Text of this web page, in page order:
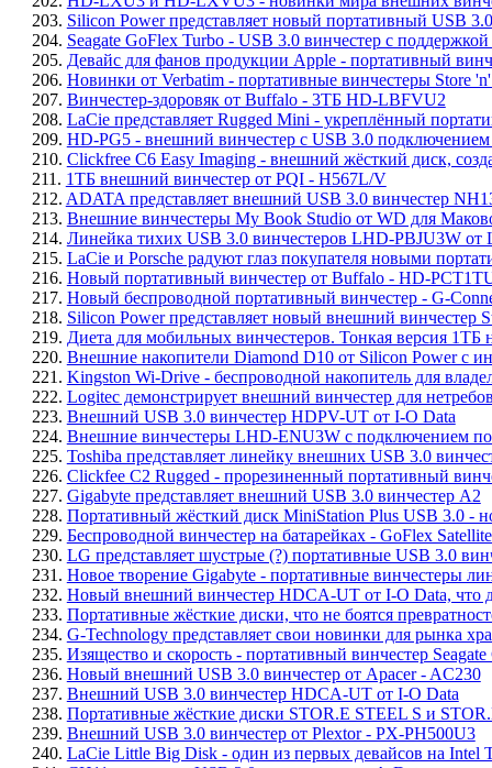
203. Silicon Power представляет новый портативный USB
204. Seagate GoFlex Turbo - USB 3.0 винчестер с
205. Девайс для фанов продукции Apple - портативный
206. Новинки от Verbatim - портативные винчестеры Store
207. Винчестер-здоровяк от Buffalo - 3ТБ HD-LBFVU2
208. LaCie представляет Rugged Mini - укреплённый
209. HD-PG5 - внешний винчестер с USB 3.0 подключением
210. Clickfree C6 Easy Imaging - внешний жёсткий диск,
211. 1ТБ внешний винчестер от PQI - H567L/V
212. ADATA представляет внешний USB 3.0 винчестер
213. Внешние винчестеры My Book Studio от WD для
214. Линейка тихих USB 3.0 винчестеров LHD-PBJU3W от
215. LaCie и Porsche радуют глаз покупателя новыми
216. Новый портативный винчестер от Buffalo - HD-
217. Новый беспроводной портативный винчестер - G-
218. Silicon Power представляет новый внешний винчестер
219. Диета для мобильных винчестеров. Тонкая версия 1ТБ
220. Внешние накопители Diamond D10 от Silicon Power с
221. Kingston Wi-Drive - беспроводной накопитель для
222. Logitec демонстрирует внешний винчестер для
223. Внешний USB 3.0 винчестер HDPV-UT от I-O Data
224. Внешние винчестеры LHD-ENU3W с подключением
225. Toshiba представляет линейку внешних USB 3.0
226. Clickfee C2 Rugged - прорезиненный портативный
227. Gigabyte представляет внешний USB 3.0 винчестер A2
228. Портативный жёсткий диск MiniStation Plus USB 3.0 -
229. Беспроводной винчестер на батарейках - GoFlex Satellite
230. LG представляет шустрые (?) портативные USB 3.0
231. Новое творение Gigabyte - портативные винчестеры
232. Новый внешний винчестер HDCA-UT от I-O Data, что
233. Портативные жёсткие диски, что не боятся
234. G-Technology представляет свои новинки для рынка
235. Изящество и скорость - портативный винчестер
236. Новый внешний USB 3.0 винчестер от Apacer - AC230
237. Внешний USB 3.0 винчестер HDCA-UT от I-O Data
238. Портативные жёсткие диски STOR.E STEEL S и
239. Внешний USB 3.0 винчестер от Plextor - PX-PH500U3
240. LaCie Little Big Disk - один из первых девайсов на Intel